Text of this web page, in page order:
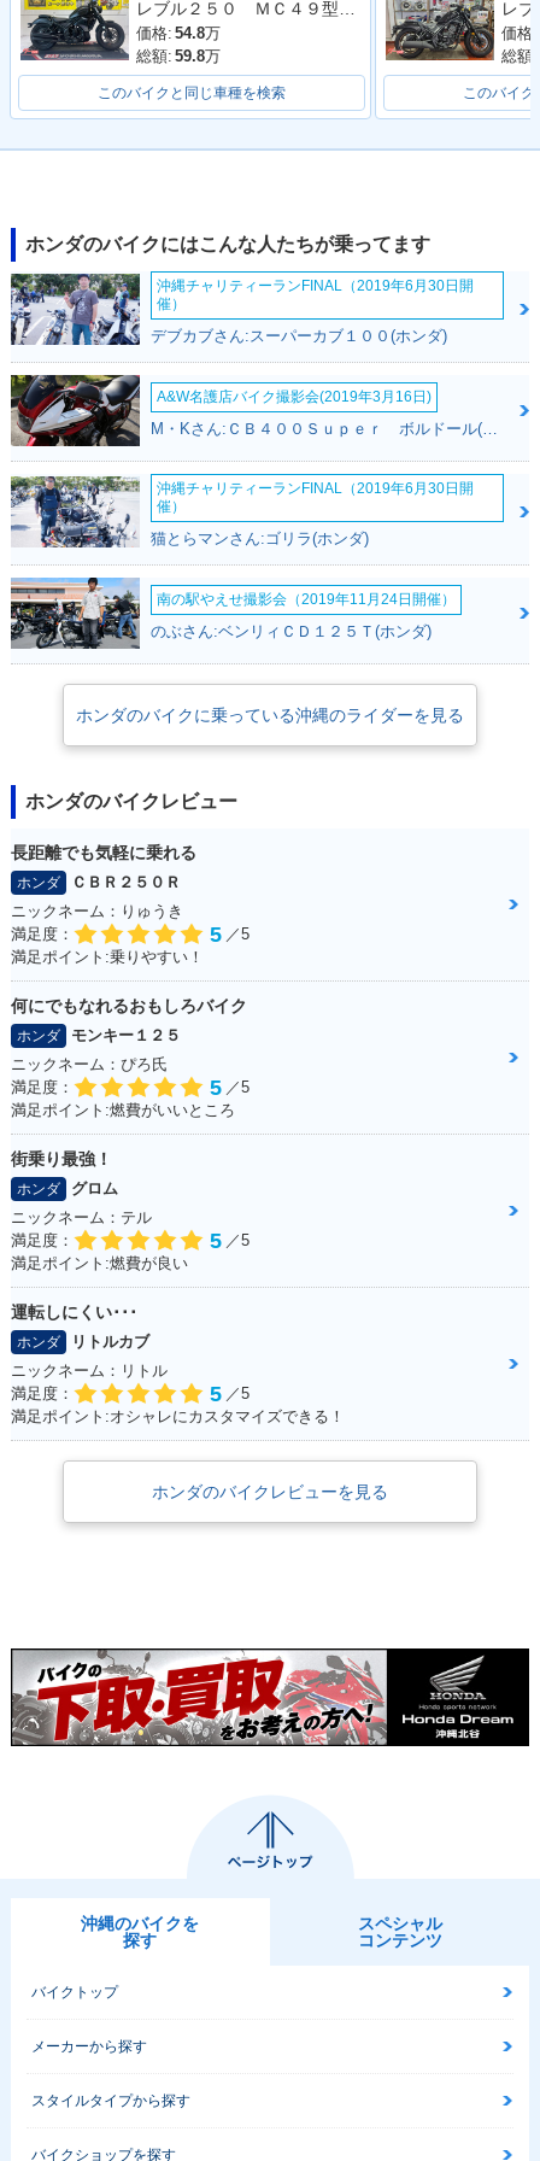
価格: 54.8万
総額: 59.8万
このバイクと同じ車種を検索
価格:
総額:
このバイク
ホンダのバイクにはこんな人たちが乗ってます
沖縄チャリティーランFINAL（2019年6月30日開
催）
デブカブさん:スーパーカブ１００(ホンダ)
A&W名護店バイク撮影会(2019年3月16日)
沖縄チャリティーランFINAL（2019年6月30日開
催）
猫とらマンさん:ゴリラ(ホンダ)
南の駅やえせ撮影会（2019年11月24日開催）
のぶさん:ベンリィＣＤ１２５Ｔ(ホンダ)
ホンダのバイクに乗っている沖縄のライダーを見る
ホンダのバイクレビュー
長距離でも気軽に乗れる
ホンダ
ＣＢＲ２５０Ｒ
ニックネーム：りゅうき
満足度：
5 ／5
満足ポイント:乗りやすい！
何にでもなれるおもしろバイク
ホンダ
モンキー１２５
ニックネーム：ぴろ氏
満足度：
5 ／5
満足ポイント:燃費がいいところ
街乗り最強！
ホンダ
グロム
ニックネーム：テル
満足度：
5 ／5
満足ポイント:燃費が良い
運転しにくい･･･
ホンダ
リトルカブ
ニックネーム：リトル
満足度：
5 ／5
満足ポイント:オシャレにカスタマイズできる！
ホンダのバイクレビューを見る
沖縄のバイクを
探す
スペシャル
コンテンツ
バイクトップ
メーカーから探す
スタイルタイプから探す
バイクショップを探す